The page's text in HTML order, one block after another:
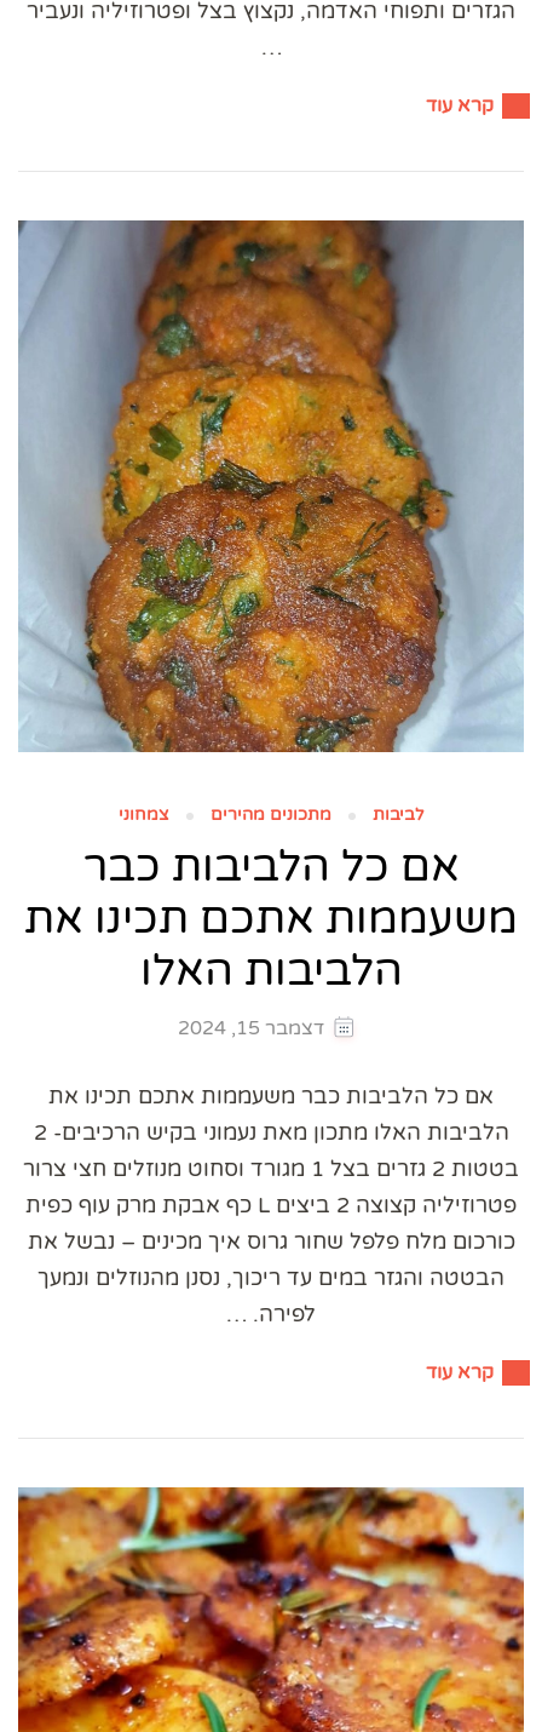
הגזרים ותפוחי האדמה, נקצוץ בצל ופטרוזיליה ונעביר
…
קרא עוד
לביבות מתכונים מהירים צמחוני
אם כל הלביבות כבר
משעממות אתכם תכינו את
הלביבות האלו
דצמבר 15, 2024
אם כל הלביבות כבר משעממות אתכם תכינו את
הלביבות האלו מתכון מאת נעמוני בקיש הרכיבים- 2
בטטות 2 גזרים בצל 1 מגורד וסחוט מנוזלים חצי צרור
פטרוזיליה קצוצה 2 ביצים L כף אבקת מרק עוף כפית
כורכום מלח פלפל שחור גרוס איך מכינים – נבשל את
הבטטה והגזר במים עד ריכוך, נסנן מהנוזלים ונמעך
לפירה. …
קרא עוד